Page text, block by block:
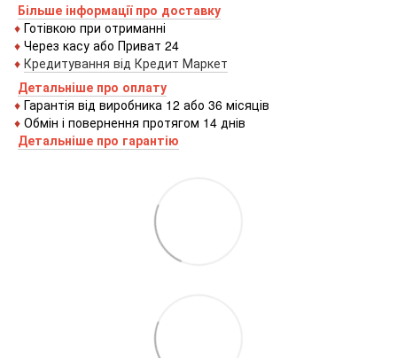
Більше інформації про доставку
♦ Готівкою при отриманні
♦ Через касу або Приват 24
♦ Кредитування від Кредит Маркет
Детальніше про оплату
♦ Гарантія від виробника 12 або 36 місяців
♦ Обмін і повернення протягом 14 днів
Детальніше про гарантію